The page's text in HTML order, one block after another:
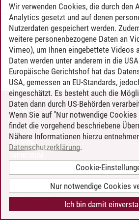
Timo Leder/30.06.2024
KONTAKT
LEUPHANA ALS ARBEITGEBER
INTRANET
BARRIEREFREIHEIT
COOKIE-EINSTELLUNGEN
Wir verwenden Cookies, die durch den
Analytics gesetzt und auf denen
Nutzerdaten gespeichert werden.
weitere personenbezogene Daten an
Vimeo), um Ihnen eingebettete Videos
Daten werden unter anderem in die
Europäische Gerichtshof hat das
USA, gemessen an EU-Standards,
eingeschätzt. Es besteht auch die
Daten dann durch US-Behörden
Wenn Sie auf "Nur notwendige
findet die vorgehend beschriebene
Nähere Informationen hierzu
Datenschutzerklärung.
Cookie-
Nur notwendige Cookies
Ich bin damit